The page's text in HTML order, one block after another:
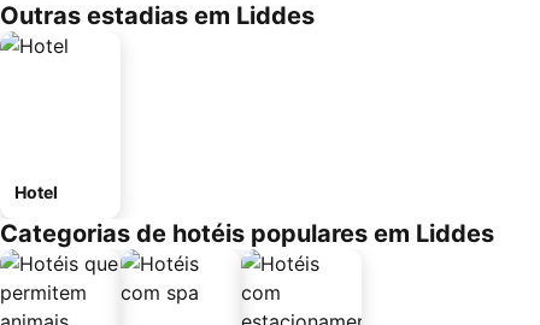
Outras estadias em Liddes
Hotel
Categorias de hotéis populares em Liddes